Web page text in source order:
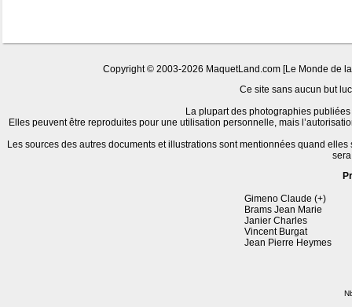
Copyright © 2003-2026 MaquetLand.com [Le Monde de
Ce site sans aucun but
La plupart des photographies
Elles peuvent être reproduites pour une utilisation personnelle, mais
Les sources des autres documents et illustrations sont mentionnées quand
Gimeno Claude (+)
Brams Jean Marie
Janier Charles
Vincent Burgat
Jean Pierre Heymes